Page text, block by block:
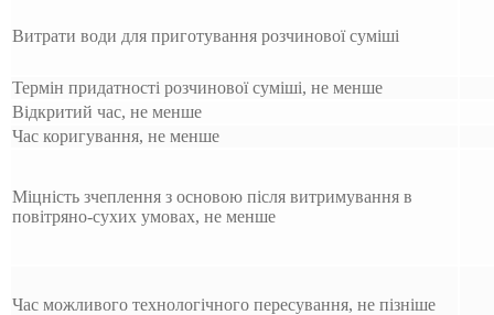
Витрати води для приготування розчинової суміші
Термін придатності розчинової суміші, не менше
Відкритий час, не менше
Час коригування, не менше
Міцність зчеплення з основою після витримування в
повітряно-сухих умовах, не менше
Час можливого технологічного пересування, не пізніше